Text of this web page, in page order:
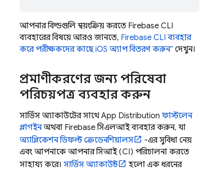
আপনার বিল্ডগুলি স্বয়ংক্রিয় করতে Firebase CLI
ব্যবহারের বিষয়ে আরও জানতে, Firebase CLI ব্যবহার
করে পরীক্ষকদের কাছে iOS অ্যাপ বিতরণ করুন” দেখুন।
প্রমাণীকরণের জন্য পরিষেবা
পরিচয়পত্র ব্যবহার করুন
সার্ভিস অ্যাকাউন্টের সাথে App Distribution ফাস্টলেন
প্লাগইনঅথবা Firebaseসিএলআই ব্যবহার করুন, যা
অ্যাপ্লিকেশন ডিফল্ট ক্রেডেনশিয়ালস
-এর সুবিধা নেয়
এবং আপনাকে আপনার সিআই (CI) পরিচালনা করতে
সাহায্য করে। সার্ভিস অ্যাকাউন্ট
হলো এক ধরনের